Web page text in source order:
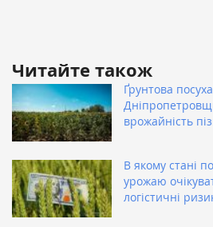
Читайте також
Ґрунтова
врожайність
В якому стані
урожаю
логістичні